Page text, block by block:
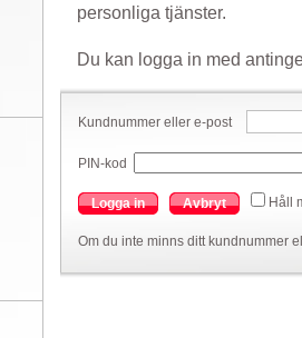
personliga tjänster.
Du kan logga in med
Kundnummer eller e-post
PIN-kod
Logga in Avbryt Håll
Om du inte minns ditt kundnummer